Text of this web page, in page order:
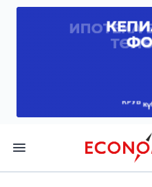
Economist.kg